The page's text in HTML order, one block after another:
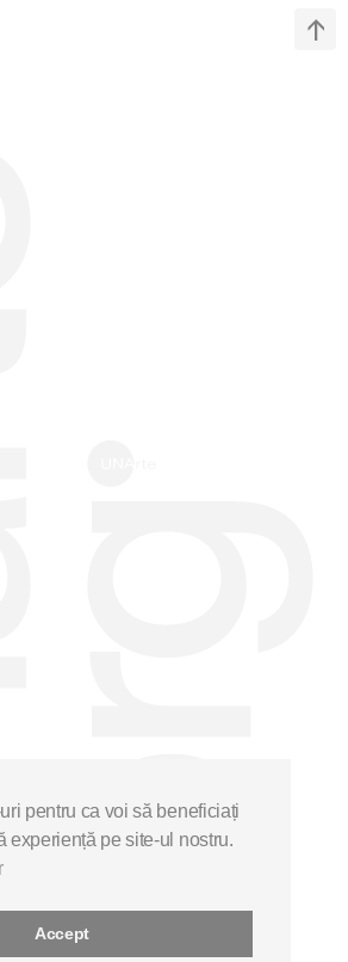
pentru ca voi să beneficiați
experiență pe site-ul nostru.
Accept